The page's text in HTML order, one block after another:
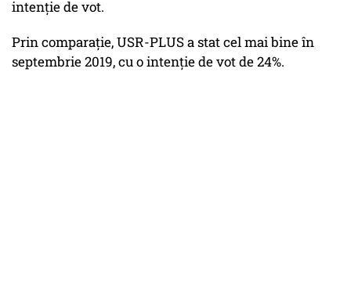
intenţie de vot.
Prin comparaţie, USR-PLUS a stat cel mai bine în
septembrie 2019, cu o intenţie de vot de 24%.